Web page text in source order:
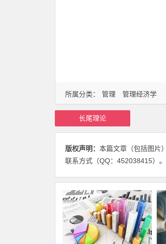
所属分类： 管理 管理经济学
长尾理论
版权声明： 本篇文章（包括图片
联系方式（QQ：452038415）。